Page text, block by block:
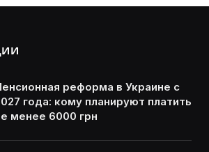
реформа в Украине с
года: кому планируют платить
менее 6000 грн